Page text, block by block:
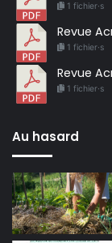
1 fichier·s
Revue
1 fichier·s
Revue
1 fichier·s
Au hasard